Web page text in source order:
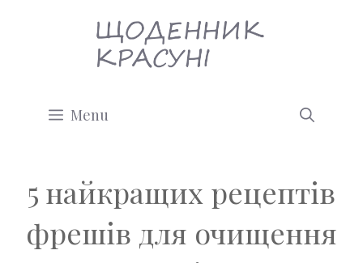
Menu
5 найкращих рецептів
фрешів для очищення